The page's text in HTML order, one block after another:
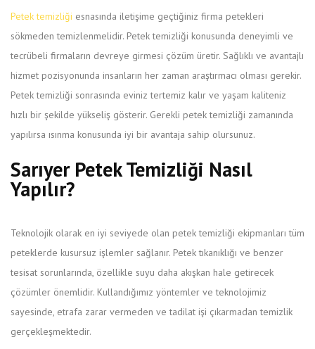
Petek temizliği esnasında iletişime geçtiğiniz firma petekleri
sökmeden temizlenmelidir. Petek temizliği konusunda deneyimli ve
tecrübeli firmaların devreye girmesi çözüm üretir. Sağlıklı ve avantajlı
hizmet pozisyonunda insanların her zaman araştırmacı olması gerekir.
Petek temizliği sonrasında eviniz tertemiz kalır ve yaşam kaliteniz
hızlı bir şekilde yükseliş gösterir. Gerekli petek temizliği zamanında
yapılırsa ısınma konusunda iyi bir avantaja sahip olursunuz.
Sarıyer Petek Temizliği Nasıl
Yapılır?
Teknolojik olarak en iyi seviyede olan petek temizliği ekipmanları tüm
peteklerde kusursuz işlemler sağlanır. Petek tıkanıklığı ve benzer
tesisat sorunlarında, özellikle suyu daha akışkan hale getirecek
çözümler önemlidir. Kullandığımız yöntemler ve teknolojimiz
sayesinde, etrafa zarar vermeden ve tadilat işi çıkarmadan temizlik
gerçekleşmektedir.